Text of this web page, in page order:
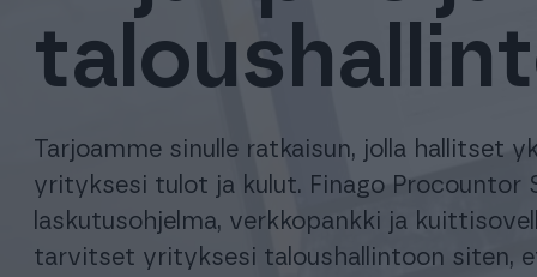
Tarjoamme sinulle ratkaisun, jolla hallitset
yrityksesi tulot ja kulut. Finago Procountor
laskutusohjelma, verkkopankki ja
tarvitset yrityksesi taloushallintoon siten,